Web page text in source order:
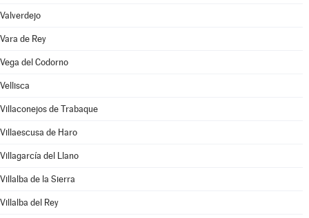
Valverdejo
Vara de Rey
Vega del Codorno
Vellisca
Villaconejos de Trabaque
Villaescusa de Haro
Villagarcía del Llano
Villalba de la Sierra
Villalba del Rey